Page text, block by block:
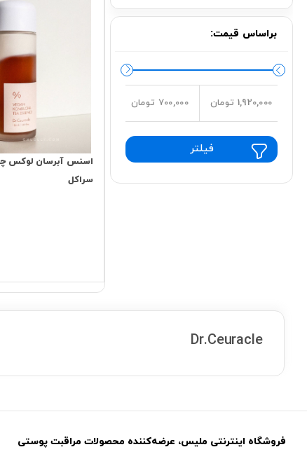
براساس قیمت:
700,000 تومان 1,920,000 تومان
فیلتر
اسنس آبرسان لوکس
سراکل
Dr.Ceuracle
فروشگاه اینترنتی ملیس، عرضه‌کننده محصولات مراقبت پوستی